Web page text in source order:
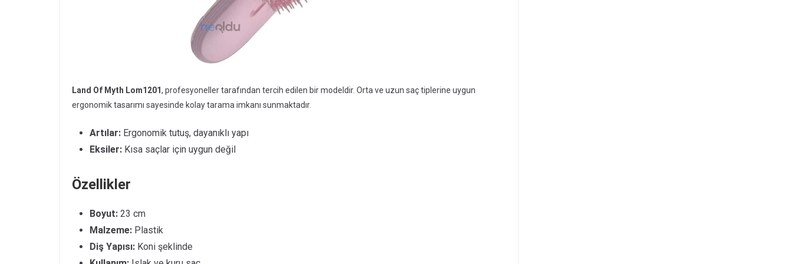
Land Of Myth Lom1201, profesyoneller tarafından tercih edilen bir modeldir. Orta ve uzun saç tiplerine uygun
ergonomik tasarımı sayesinde kolay tarama imkanı sunmaktadır.
Artılar: Ergonomik tutuş, dayanıklı yapı
Eksiler: Kısa saçlar için uygun değil
Özellikler
Boyut: 23 cm
Malzeme: Plastik
Diş Yapısı: Koni şeklinde